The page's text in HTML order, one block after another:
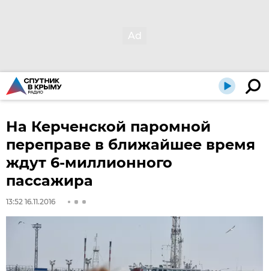
На Керченской паромной
переправе в ближайшее время
ждут 6-миллионного
пассажира
13:52 16.11.2016